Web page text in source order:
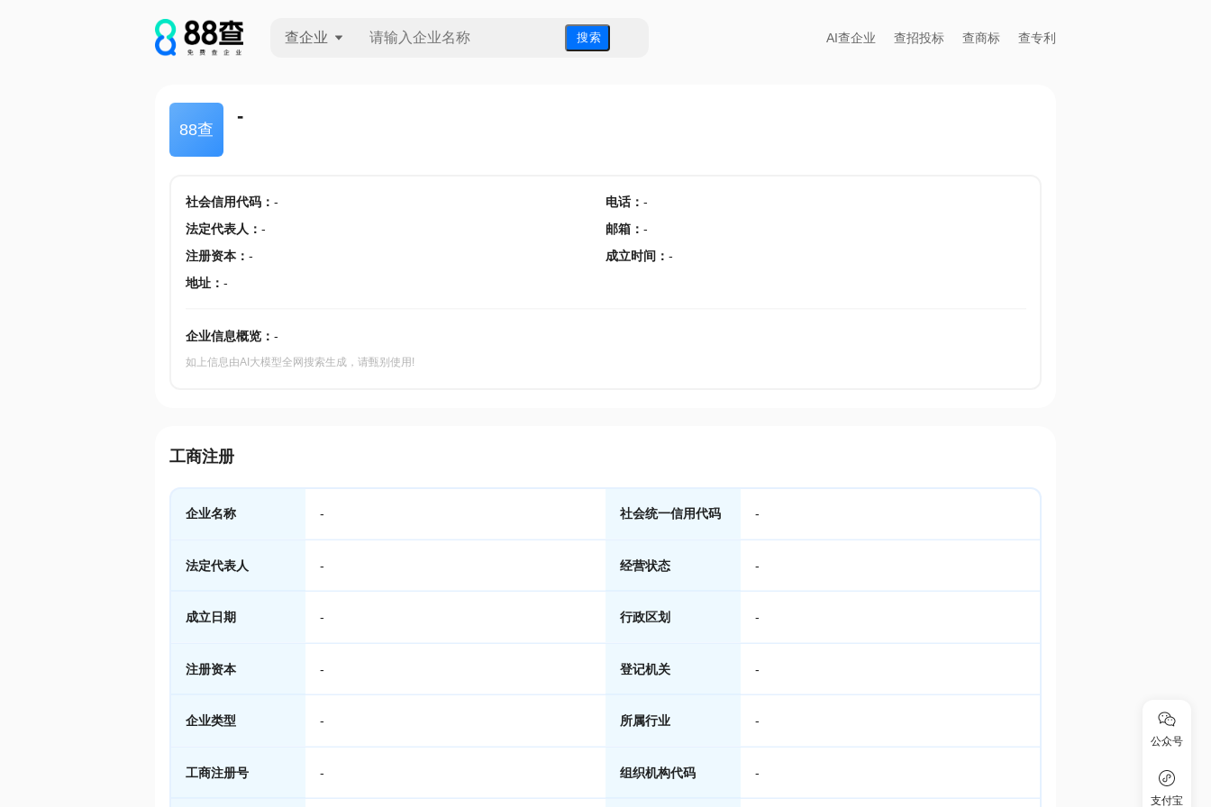
查企业 搜 索 AI查企业 查招投标 查商标 查专利
88查
-
社会信用代码： - 电话： -
法定代表人 ： - 邮箱 ： -
注册资本： - 成立时间 ： -
地址： -
企业信息概览： -
如上信息由AI大模型全网搜索生成，请甄别使用!
工商注册
企业名称 - 社会统一信用代码 -
法定代表人 - 经营状态 -
成立日期 - 行政区划 -
注册资本 - 登记机关 -
企业类型 - 所属行业 -
工商注册号 - 组织机构代码 -
公众号
支付宝